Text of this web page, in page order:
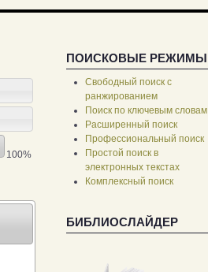
100%
ПОИСКОВЫЕ РЕЖИМЫ
Свободный поиск с
ранжированием
Поиск по ключевым словам
Расширенный поиск
Профессиональный поиск
Простой поиск в
электронных текстах
Комплексный поиск
БИБЛИОСЛАЙДЕР